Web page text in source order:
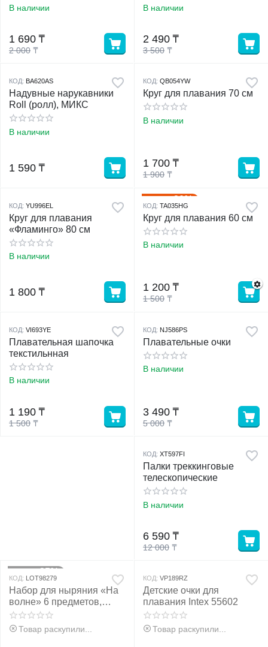
В наличии
2 000 ₸
1 690 ₸
В наличии
3 500 ₸
2 490 ₸
КОД: BA620AS
Надувные нарукавники
Roll (ролл), МИКС
В наличии
1 590 ₸
КОД: QB054YW
Круг для плавания 70 см
В наличии
1 900 ₸
1 700 ₸
КОД: YU996EL
Круг для плавания
«Фламинго» 80 см
В наличии
1 800 ₸
20%
КОД: TA035HG
Круг для плавания 60 см
В наличии
1 500 ₸
1 200 ₸
КОД: VI693YE
Плавательная шапочка
текстильнная
В наличии
1 500 ₸
1 190 ₸
КОД: NJ586PS
Плавательные очки
В наличии
5 000 ₸
3 490 ₸
КОД: XT597FI
Палки треккинговые
телескопические
В наличии
12 000 ₸
6 590 ₸
25%
КОД: LOT98279
Набор для ныряния «На
волне» 6 предметов,
МИКС
Товар раскупили...
КОД: VP189RZ
Детские очки для
плавания Intex 55602
Товар раскупили...